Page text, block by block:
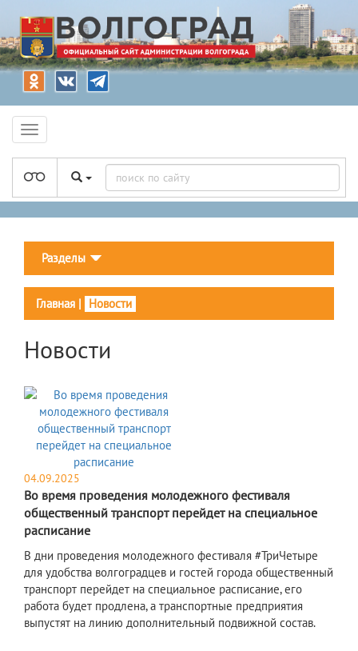
Разделы
Главная | Новости
Новости
04.09.2025
Во время проведения молодежного фестиваля
общественный транспорт перейдет на специальное
расписание
В дни проведения молодежного фестиваля #ТриЧетыре
для удобства волгоградцев и гостей города общественный
транспорт перейдет на специальное расписание, его
работа будет продлена, а транспортные предприятия
выпустят на линию дополнительный подвижной состав.